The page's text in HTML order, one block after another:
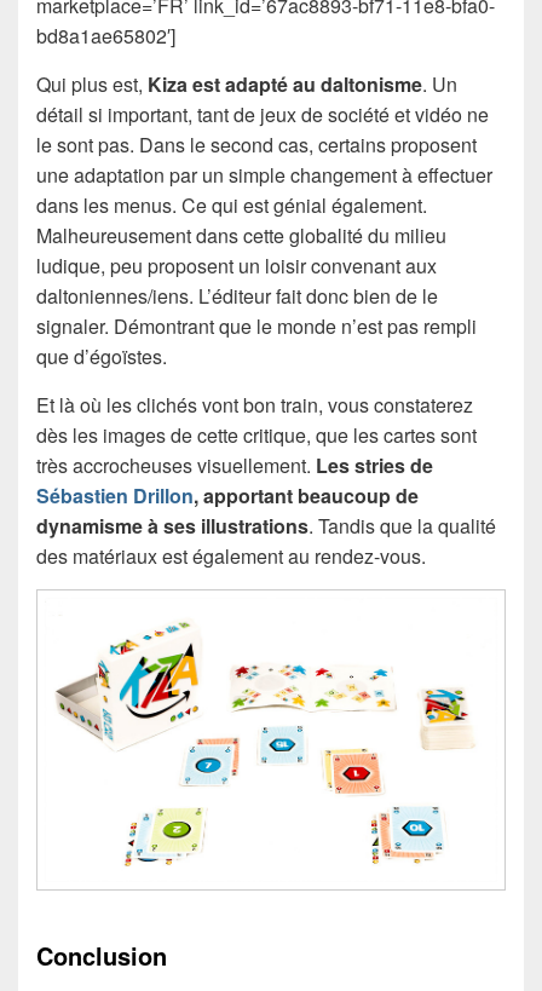
bd8a1ae65802′]
Qui plus est, Kiza est adapté au daltonisme. Un
détail si important, tant de jeux de société et vidéo ne
le sont pas. Dans le second cas, certains proposent
une adaptation par un simple changement à effectuer
dans les menus. Ce qui est génial également.
Malheureusement dans cette globalité du milieu
ludique, peu proposent un loisir convenant aux
daltoniennes/iens. L’éditeur fait donc bien de le
signaler. Démontrant que le monde n’est pas rempli
que d’égoïstes.
Et là où les clichés vont bon train, vous constaterez
dès les images de cette critique, que les cartes sont
très accrocheuses visuellement. Les stries de
Sébastien Drillon, apportant beaucoup de
dynamisme à ses illustrations. Tandis que la qualité
des matériaux est également au rendez-vous.
Conclusion